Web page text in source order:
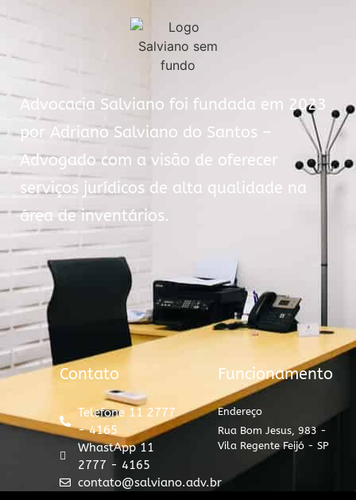
Advocacia Salviano foi fundada em 2023
por Adriano Salviano do Santos –
Advogado com a visão de oferecer
serviços jurídicos de alta qualidade na
área de inventários.
Contato
Telefone 11 2777
- 4165
WhastApp 11
2777 - 4165
contato@salviano.adv.br
Funcionamento
Endereço
Rua Bom Jesus, 983 -
Vila Regente Feijó - SP